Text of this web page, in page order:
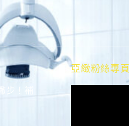
步！補
亞緻粉絲專頁